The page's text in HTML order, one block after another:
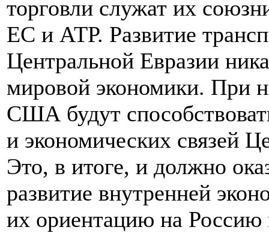
торговли служат их
ЕС и АТР. Развитие
Центральной Евразии
мировой экономики. При
США будут
и экономических связей
Это, в итоге, и должно
развитие внутренней
их ориентацию на